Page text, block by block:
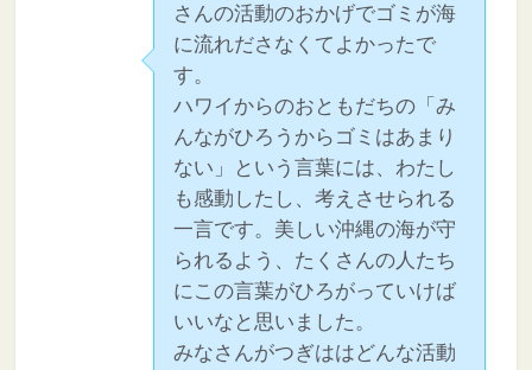
さんの活動のおかげでゴミが海
に流れださなくてよかったで
す。
ハワイからのおともだちの「み
んながひろうからゴミはあまり
ない」という言葉には、わたし
も感動したし、考えさせられる
一言です。美しい沖縄の海が守
られるよう、たくさんの人たち
にこの言葉がひろがっていけば
いいなと思いました。
みなさんがつぎははどんな活動